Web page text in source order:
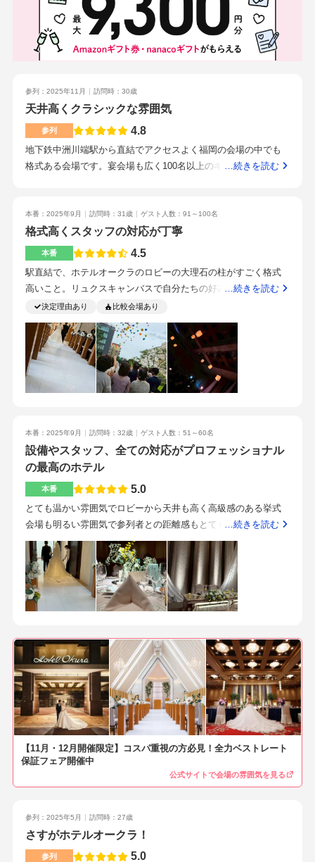
くれて、信頼できる人だったのでここに決めました。
みました。料理もホテルの中では1番美味しいと思います。最重
要視していたので、最終的には料理で決めたところもありま
す。私たちは料理にこだわったので、ランクアップしました。
予算に合わせて選べると思います。中洲川端駅直結なので、ア
ーは完璧です。本番も中にたくさんのスタッフの方がいらっし
ゃいます。これだけで、ホテルでする価値があったと思いま
す。参列者の方に不愉快な思いだけはさせたくなかったので、
本当にホテルオークラでしてよかったと思います。絶対的なホ
スピタリティーです！！！前日はウェルカムスペースの物を渡
したり、準備があるので、できるだけブライダル課があいてい
でした。ホスピタリティーを大切にしたので、福岡県内のある
程度大きなホテルは全て見学しました。ホテル婚お料理ガーデ
参列：2025年11月 訪問時：30歳
天井高くクラシックな雰囲気
参列 4.8
地下鉄中洲川端駅から直結でアクセスよく福岡の会場の中でも
格式ある会場です。宴会場も広く100名以上のキャパがあるゲス
地下鉄中洲川端駅から直結でアクセスよく行きやすい空港や新
幹線からドアドアで20分程度で着くため遠方からのゲストも使
用しやすそうでした。とても丁寧な対応アルバイトの学生さん
がしっかりサーブしてくださっていた印象でしたアクセスがよ
く、ホスピタリティが高いまた、バリアフリーで高齢のゲスト
がいても対応しやすそうでした。ホテルロビーと宴会場の前に
椅子が多く、座って待つことができてよかったです。
…続きを読む
本番：2025年9月 訪問時：31歳 ゲスト人数：91～100名
格式高くスタッフの対応が丁寧
本番 4.5
駅直結で、ホテルオークラのロビーの大理石の柱がすごく格式
高いこと。リュクスキャンバスで自分たちの好みに合った会場
に変えることができたことランタンの演出ができたこと音楽も
自分の好きな音楽をたくさん入れることができた披露宴会場は
広く、また細かく区切る事できてどんな人数でも対応可。披露
宴会場でも目の前でステーキのフランベでの焼き上げ。地下鉄
中洲川端駅直結で通いやすい。とても丁寧で、料理に合うお酒
を勧めてくれたりとても丁寧であった。挙式の時間が過ぎても
ッフが準備してくださっていて問題なく式を挙げる事ができ
た。参列者が如何に喜ぶかを考えた。ホテルの立地ステーキの
フランベ
…続きを読む
決定理由あり 比較会場あり
本番：2025年9月 訪問時：32歳 ゲスト人数：51～60名
設備やスタッフ、全ての対応がプロフェッショナル
の最高のホテル
本番 5.0
とても温かい雰囲気でロビーから天井も高く高級感のある挙式
会場も明るい雰囲気で参列者との距離感もとても良い天井も高
く絨毯がとても重厚感がある。ロビーも広く参列者もゆっくり
過ごすことができ広いウェルカムスペースが確保できる特典を
たくさんつけていただき、新郎新婦はもちろん両家家族や参列
者から大好評で本当にここにして良かったと改めて実感でき
た。駅からのアクセスもよく交通機関も電車，バス，自動車ど
設も充実しているどんな時も2人の要望に耳を傾けてくださり希
望を叶えてくれるどのスタッフさんもいつも優しくとても丁寧
な案内などサービスが素晴らしいとてもロビーが広く開放感の
ある会場であったひとつひとつのサービスが丁寧で最後までど
んなことにも温かく対応してくださった自分たちが理想とする
結婚式をプランナーさんとしっかり話し合うことがとても大切
です。プランナーさんとたくさんコミュニケーションをとるこ
とで大変な打ち合わせも毎回楽しくて、当日まで前向きに進め
ることができます。
…続きを読む
【11月・12月開催限定】コスパ重視の方必見！全力ベストレート
保証フェア開催中
公式サイトで会場の雰囲気を見る
参列：2025年5月 訪問時：27歳
さすがホテルオークラ！
参列 5.0